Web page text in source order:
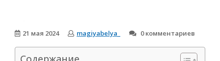
21 мая 2024 magiyabelya_ 0 комментариев